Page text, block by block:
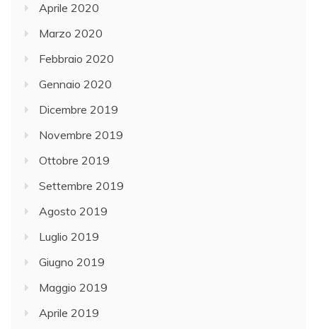
Aprile 2020
Marzo 2020
Febbraio 2020
Gennaio 2020
Dicembre 2019
Novembre 2019
Ottobre 2019
Settembre 2019
Agosto 2019
Luglio 2019
Giugno 2019
Maggio 2019
Aprile 2019